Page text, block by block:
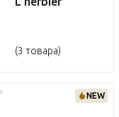
(3 товара)
NEW